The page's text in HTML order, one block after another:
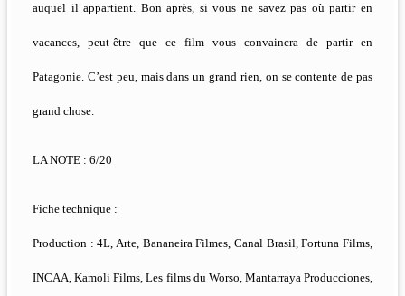
auquel il appartient. Bon après, si vous ne savez pas où partir en
vacances, peut-être que ce film vous convaincra de partir en
Patagonie. C’est peu, mais dans un grand rien, on se contente de pas
grand chose.
LA NOTE : 6/20
Fiche technique :
Production : 4L, Arte, Bananeira Filmes, Canal Brasil, Fortuna Films,
INCAA, Kamoli Films, Les films du Worso, Mantarraya Producciones,